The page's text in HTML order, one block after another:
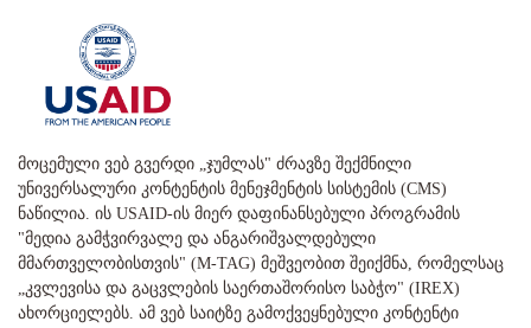
მოცემული ვებ გვერდი „ჯუმლას" ძრავზე შექმნილი
უნივერსალური კონტენტის მენეჯმენტის სისტემის (CMS)
ნაწილია. ის USAID-ის მიერ დაფინანსებული პროგრამის
"მედია გამჭვირვალე და ანგარიშვალდებული
მმართველობისთვის" (M-TAG) მეშვეობით შეიქმნა, რომელსაც
„კვლევისა და გაცვლების საერთაშორისო საბჭო" (IREX)
ახორციელებს. ამ ვებ საიტზე გამოქვეყნებული კონტენტი